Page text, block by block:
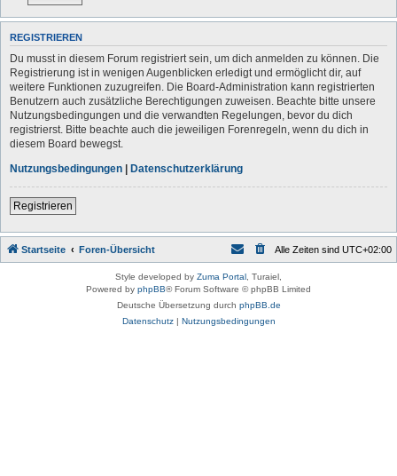
REGISTRIEREN
Du musst in diesem Forum registriert sein, um dich anmelden zu können. Die
Registrierung ist in wenigen Augenblicken erledigt und ermöglicht dir, auf
weitere Funktionen zuzugreifen. Die Board-Administration kann registrierten
Benutzern auch zusätzliche Berechtigungen zuweisen. Beachte bitte unsere
Nutzungsbedingungen und die verwandten Regelungen, bevor du dich
registrierst. Bitte beachte auch die jeweiligen Forenregeln, wenn du dich in
diesem Board bewegst.
Nutzungsbedingungen | Datenschutzerklärung
Registrieren
Startseite Foren-Übersicht Alle Zeiten sind UTC+02:00
Style developed by Zuma Portal , Turaiel,
Powered by phpBB® Forum Software © phpBB Limited
Deutsche Übersetzung durch phpBB.de
Datenschutz| Nutzungsbedingungen